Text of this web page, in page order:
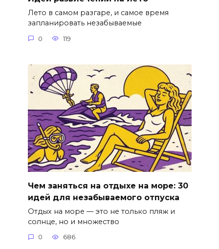
Лето в самом разгаре, и самое время
запланировать незабываемые
0 119
Чем заняться на отдыхе на море: 30
идей для незабываемого отпуска
Отдых на море — это не только пляж и
солнце, но и множество
0 686